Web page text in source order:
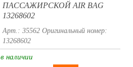
ПАССАЖИРСКОЙ AIR BAG
13268602
Арт.: 35562 Оригинальный номер:
13268602
в наличии